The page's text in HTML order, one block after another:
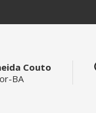
Couto
BA